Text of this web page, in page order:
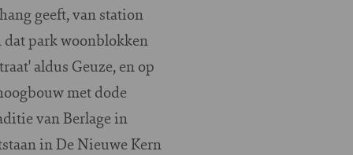
geeft, van station
dat park woonblokken
aldus Geuze, en op
met dode
van Berlage in
in De Nieuwe Kern